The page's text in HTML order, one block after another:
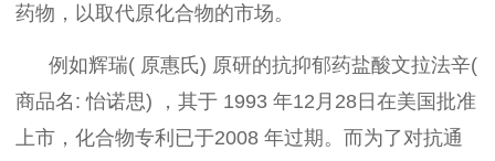
药物，以取代原化合物的市场。
例如辉瑞( 原惠氏) 原研的抗抑郁药盐酸文拉法辛(
商品名: 怡诺思) ，其于 1993 年12月28日在美国批准
上市，化合物专利已于2008 年过期。而为了对抗通